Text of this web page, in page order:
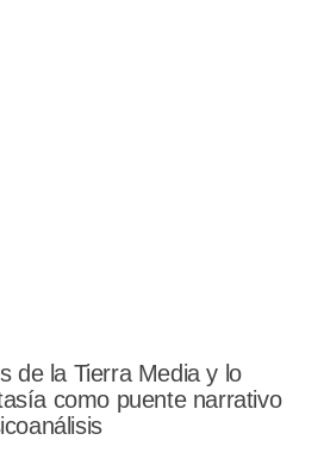
de la Tierra Media y lo
como puente narrativo